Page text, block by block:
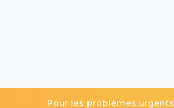
Pour les problèmes urgents